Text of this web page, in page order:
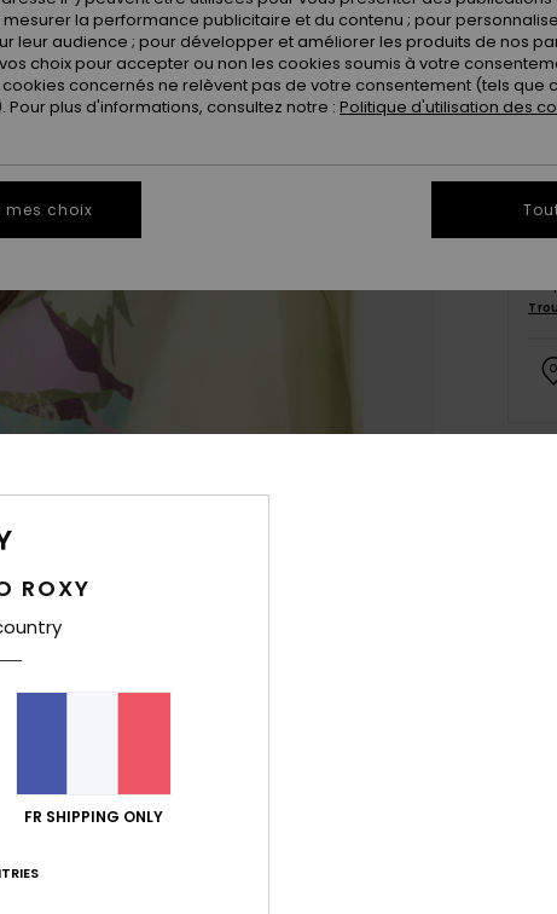
ROXY
FR SHIPPING ONLY
la performance publicitaire et du contenu ; pour
leur audience ; pour développer et améliorer les produits de nos
choix pour accepter ou non les cookies soumis à votre
concernés ne relèvent pas de votre consentement (tels que
Pour plus d'informations, consultez notre : Politique d'utilisation des
mes choix